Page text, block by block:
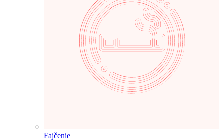
Fajčenie